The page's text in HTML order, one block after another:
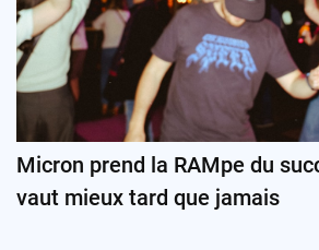
Micron prend la RAMpe du
vaut mieux tard que jamais